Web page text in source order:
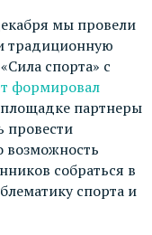
мы провели
традиционную
спорта» с
формировал
партнеры
провести
возможность
собраться в
спорта и